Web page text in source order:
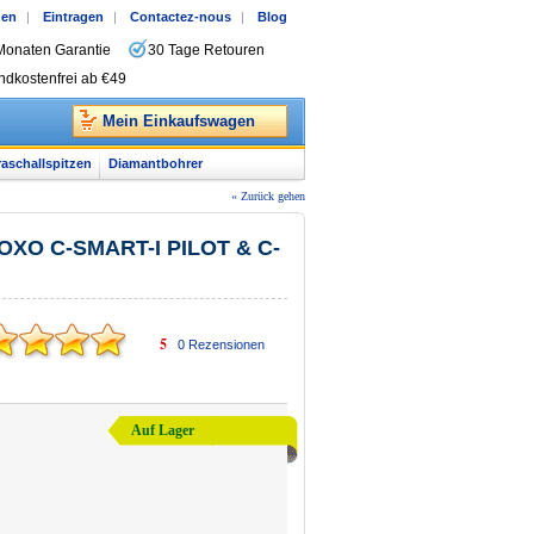
| Eintragen | Contactez-nous | Blog
Garantie
30 Tage Retouren
ab €49
Mein Einkaufswagen
Diamantbohrer
« Zurück gehen
C-SMART-I PILOT & C-
5 0Rezensionen
Auf Lager